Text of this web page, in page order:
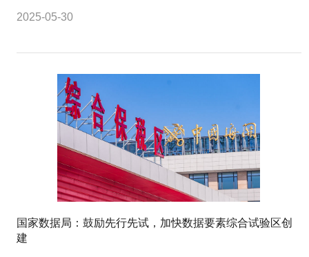
2025-05-30
国家数据局：鼓励先行先试，加快数据要素综合试验区创
建